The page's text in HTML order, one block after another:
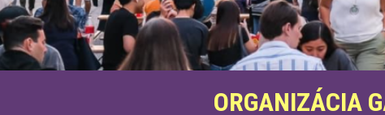
ORGANIZÁCIA